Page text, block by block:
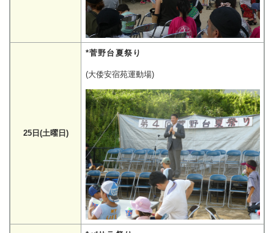
25日(土曜日)
*菅野台夏祭り
(大倭安宿苑運動場)